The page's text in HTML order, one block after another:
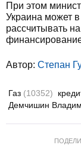
При этом
Украина может
рассчитывать
Автор: Степан
Газ (10352)
Демчишин